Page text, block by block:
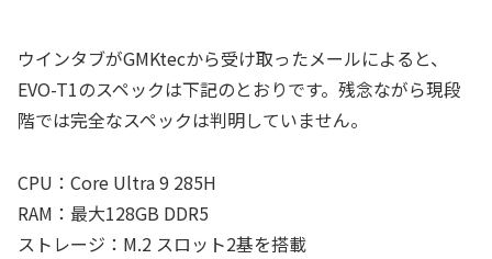
ウインタブがGMKtecから受け取ったメールによると、
EVO-T1のスペックは下記のとおりです。残念ながら現段
階では完全なスペックは判明していません。
CPU：Core Ultra 9 285H
RAM：最大128GB DDR5
ストレージ：M.2 スロット2基を搭載